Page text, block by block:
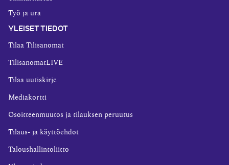
Työ ja ura
YLEISET TIEDOT
Tilaa Tilisanomat
TilisanomatLIVE
Tilaa uutiskirje
Mediakortti
Osoitteenmuutos ja tilauksen peruutus
Tilaus- ja käyttöehdot
Taloushallintoliitto